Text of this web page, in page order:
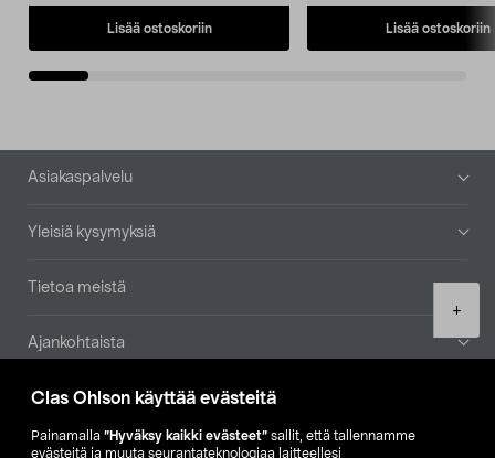
Clas Ohlson käyttää evästeitä
Painamalla ”Hyväksy kaikki evästeet” sallit, että tallennamme
evästeitä ja muuta seurantateknologiaa laitteellesi
+
Lisää ostoskoriin Lisää ostoskoriin
Alatunniste
Asiakaspalvelu
Yleisiä kysymyksiä
Tietoa meistä
Ajankohtaista
Muut yrityksemme
Etsi myymälä